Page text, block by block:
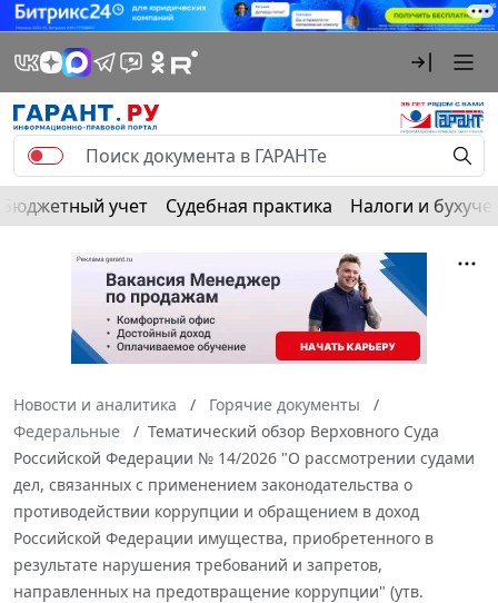
Бюджетный учет Судебная практика Налоги и
Новости и аналитика
Горячие документы
Федеральные
Тематический обзор Верховного Суда
Российской Федерации № 14/2026 "О рассмотрении судами
дел, связанных с применением законодательства о
противодействии коррупции и обращением в доход
Российской Федерации имущества, приобретенного в
результате нарушения требований и запретов,
направленных на предотвращение коррупции" (утв.